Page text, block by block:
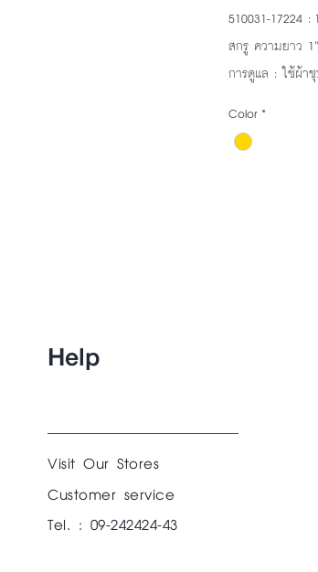
510031-17224 :
สกรู ความยาว
การดูแล : ใช้ผ้า
Color*
Help
Visit Our Stores
Customer service
Tel. : 09-242424-43